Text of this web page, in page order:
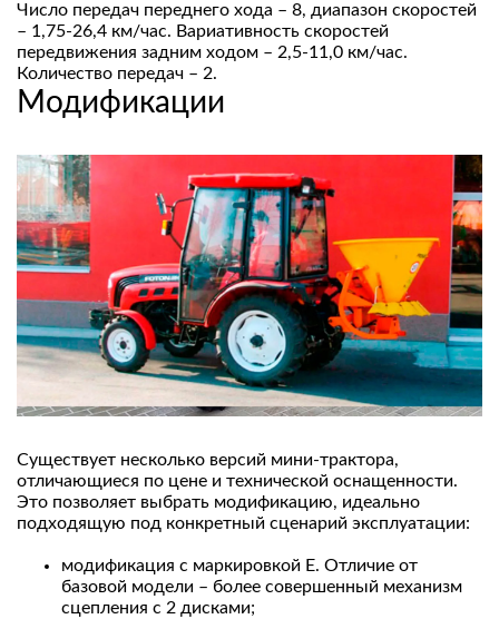
Число передач переднего хода – 8, диапазон скоростей
– 1,75-26,4 км/час. Вариативность скоростей
передвижения задним ходом – 2,5-11,0 км/час.
Количество передач – 2.
Модификации
Существует несколько версий мини-трактора,
отличающиеся по цене и технической оснащенности.
Это позволяет выбрать модификацию, идеально
подходящую под конкретный сценарий эксплуатации:
модификация с маркировкой Е. Отличие от
базовой модели – более совершенный механизм
сцепления с 2 дисками;